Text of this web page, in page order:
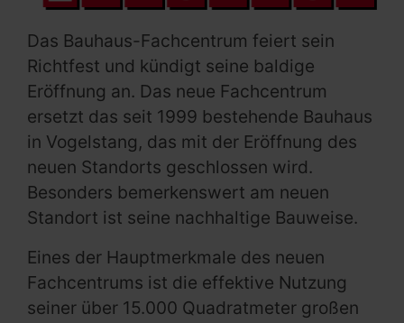
Das Bauhaus-Fachcentrum feiert sein
Richtfest und kündigt seine baldige
Eröffnung an. Das neue Fachcentrum
ersetzt das seit 1999 bestehende Bauhaus
in Vogelstang, das mit der Eröffnung des
neuen Standorts geschlossen wird.
Besonders bemerkenswert am neuen
Standort ist seine nachhaltige Bauweise.
Eines der Hauptmerkmale des neuen
Fachcentrums ist die effektive Nutzung
seiner über 15.000 Quadratmeter großen